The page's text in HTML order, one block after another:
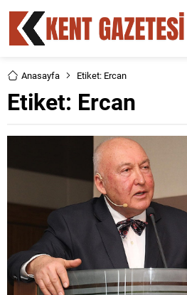
Anasayfa Etiket: Ercan
Etiket: Ercan